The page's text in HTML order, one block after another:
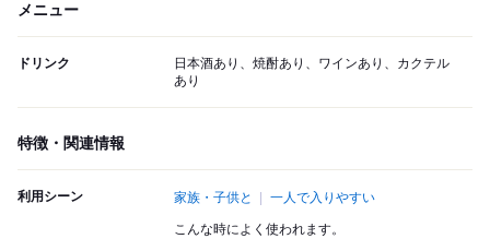
メニュー
ドリンク
日本酒あり、焼酎あり、ワインあり、カクテル
あり
特徴・関連情報
利用シーン 家族・子供と 一人で入りやすい
こんな時によく使われます。